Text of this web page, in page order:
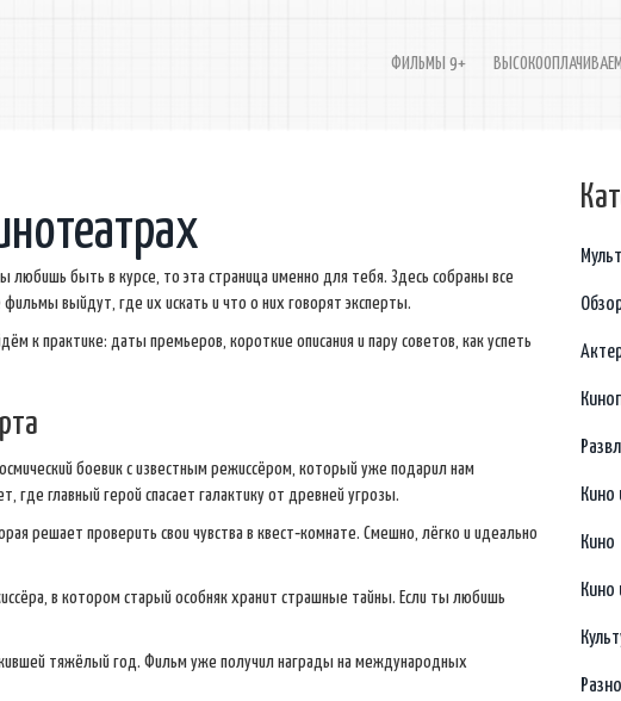
ФИЛЬМЫ 9+
быть в курсе, то эта страница именно для тебя. Здесь собраны все
выйдут, где их искать и что о них говорят эксперты.
к практике: даты премьеров, короткие описания и пару советов, как успеть
боевик с известным режиссёром, который уже подарил нам
главный герой спасает галактику от древней угрозы.
решает проверить свои чувства в квест‑комнате. Смешно, лёгко и идеально
в котором старый особняк хранит страшные тайны. Если ты любишь
тяжёлый год. Фильм уже получил награды на международных
Кино
Кино
Кино